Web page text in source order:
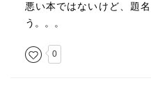
悪い本ではないけど、題
う。。。
0